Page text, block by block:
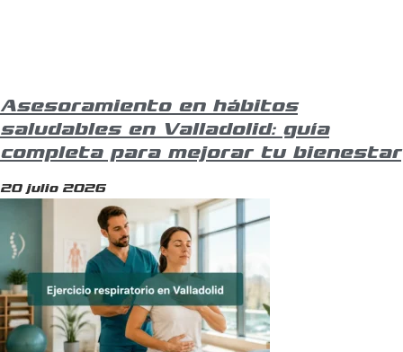
Asesoramiento en hábitos
saludables en Valladolid: guía
completa para mejorar tu bienestar
20 julio 2026